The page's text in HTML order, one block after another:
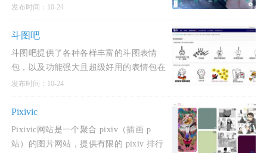
下载图片！还支持登录收藏和关注插画
奇猫网分享的Pixivel网站，可
发布时间：10-24
斗图吧
斗图吧提供了各种各样丰富的斗图表情
包，以及功能强大且超级好用的表情包在
线制作器和GIF动图制作工具，你可以在
包。斗图吧是一个专注于
发布时间：10-24
Pixivic
Pixivic网站是一个聚合 pixiv（插画 p
站）的图片网站，提供有限的 pixiv 排行